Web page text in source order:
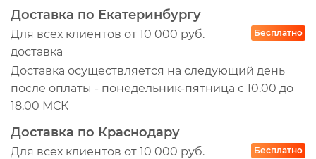
Доставка по Екатеринбургу
Для всех клиентов от 10 000 руб.
доставка
Бесплатно
Доставка осуществляется на следующий день
после оплаты - понедельник-пятница с 10.00 до
18.00 МСК
Доставка по Краснодару
Для всех клиентов от 10 000 руб.
Бесплатно